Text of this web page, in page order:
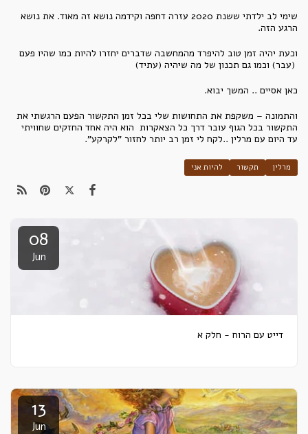
שימי לב ילדתי ששנת 2020 עזרה דחפה וקידמה נושא זה מאוד. את נושא
הרגע הזה.
וכעת יהיה זמן טוב להיפרד מהמחשבה שדברים יחזרו להיות כמו שהיו פעם
(עבר) וכמו גם תכנון של מה שיהיה (עתיד)
כאן אסיים .. המשך יבוא.
והתמונה – משקפת את התחושות שלי בכל זמן התקשור הפעם הרגשתי את
התקשור בכל הגוף עובר דרך כל הצאקרות הוא היה אחד החזקים שחוויתי
עד היום עם מרלין ..לקח לי זמן רב יותר לחזור "לקרקע".
מרלין תקשור להיות אני
08
Jun
דייט עם הרוח - חלק א
13
Jun